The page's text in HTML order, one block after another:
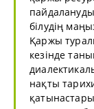
білудің
Қаржы
кезінде
нақты